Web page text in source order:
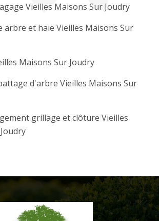
Vieilles Maisons Sur Joudry
arbre et haie Vieilles Maisons Sur
Maisons Sur Joudry
d'arbre Vieilles Maisons Sur
grillage et clôture Vieilles